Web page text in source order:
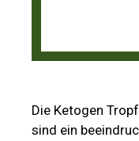
Die Ketogen
sind ein